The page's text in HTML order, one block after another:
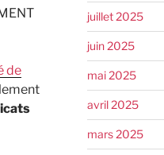
de
juillet 2025
juin 2025
mai 2025
avril 2025
mars 2025